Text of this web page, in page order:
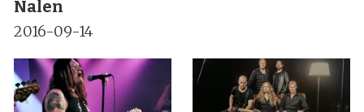
Nalen
2016-09-14